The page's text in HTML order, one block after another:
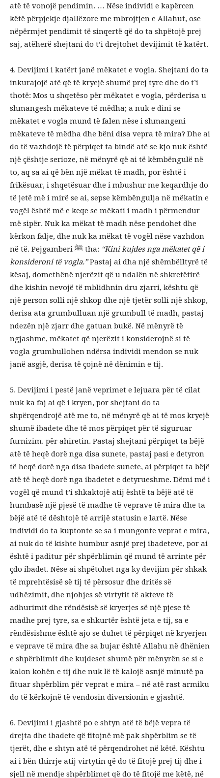
atë të vonojë pendimin. … Nëse individi e kapërcen
këtë përpjekje djallëzore me mbrojtjen e Allahut, ose
nëpërmjet pendimit të sinqertë që do ta shpëtojë prej
saj, atëherë shejtani do t’i drejtohet devijimit të katërt.
4. Devijimi i katërt janë mëkatet e vogla. Shejtani do ta
inkurajojë atë që të kryejë shumë prej tyre dhe do t’i
thotë: Mos u shqetëso për mëkatet e vogla, përderisa u
shmangesh mëkateve të mëdha; a nuk e dini se
mëkatet e vogla mund të falen nëse i shmangeni
mëkateve të mëdha dhe bëni disa vepra të mira? Dhe ai
do të vazhdojë të përpiqet ta bindë atë se kjo nuk është
një çështje serioze, në mënyrë që ai të këmbëngulë në
to, aq sa ai që bën një mëkat të madh, por është i
frikësuar, i shqetësuar dhe i mbushur me keqardhje do
të jetë më i mirë se ai, sepse këmbëngulja në mëkatin e
vogël është më e keqe se mëkati i madh i përmendur
më sipër. Nuk ka mëkat të madh nëse pendohet dhe
kërkon falje, dhe nuk ka mëkat të vogël nëse vazhdon
në të. Pejgamberi ﷺ tha: “Kini kujdes nga mëkatet që i
konsideroni të vogla.”Pastaj ai dha një shëmbëlltyrë të
kësaj, domethënë njerëzit që u ndalën në shkretëtirë
dhe kishin nevojë të mblidhnin dru zjarri, kështu që
një person solli një shkop dhe një tjetër solli një shkop,
derisa ata grumbulluan një grumbull të madh, pastaj
ndezën një zjarr dhe gatuan bukë. Në mënyrë të
ngjashme, mëkatet që njerëzit i konsiderojnë si të
vogla grumbullohen ndërsa individi mendon se nuk
janë asgjë, derisa të çojnë në dënimin e tij.
5. Devijimi i pestë janë veprimet e lejuara për të cilat
nuk ka faj ai që i kryen, por shejtani do ta
shpërqendrojë atë me to, në mënyrë që ai të mos kryejë
shumë ibadete dhe të mos përpiqet për të siguruar
furnizim. për ahiretin. Pastaj shejtani përpiqet ta bëjë
atë të heqë dorë nga disa sunete, pastaj pasi e detyron
të heqë dorë nga disa ibadete sunete, ai përpiqet ta bëjë
atë të heqë dorë nga ibadetet e detyrueshme. Dëmi më i
vogël që mund t’i shkaktojë atij është ta bëjë atë të
humbasë një pjesë të madhe të veprave të mira dhe ta
bëjë atë të dështojë të arrijë statusin e lartë. Nëse
individi do ta kuptonte se sa i mungonte veprat e mira,
ai nuk do të kishte humbur asnjë prej ibadeteve, por ai
është i paditur për shpërblimin që mund të arrinte për
çdo ibadet. Nëse ai shpëtohet nga ky devijim për shkak
të mprehtësisë së tij të përsosur dhe dritës së
udhëzimit, dhe njohjes së virtytit të akteve të
adhurimit dhe rëndësisë së kryerjes së një pjese të
madhe prej tyre, sa e shkurtër është jeta e tij, sa e
rëndësishme është ajo se duhet të përpiqet në kryerjen
e veprave të mira dhe sa bujar është Allahu në dhënien
e shpërblimit dhe kujdeset shumë për mënyrën se si e
kalon kohën e tij dhe nuk lë të kalojë asnjë minutë pa
fituar shpërblim për veprat e mira – në atë rast armiku
do të kërkojnë të vendosin diversionin e gjashtë.
6. Devijimi i gjashtë po e shtyn atë të bëjë vepra të
drejta dhe ibadete që fitojnë më pak shpërblim se të
tjerët, dhe e shtyn atë të përqendrohet në këtë. Kështu
ai i bën thirrje atij virtytin që do të fitojë prej tij dhe i
sjell në mendje shpërblimet që do të fitojë me këtë, në